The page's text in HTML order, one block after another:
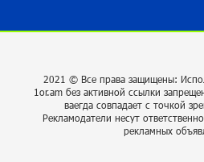
представлять Армению
2021 © Все права защищены:
1or.am без активной ссылки
ваегда совпадает с точкой
Рекламодатели несут
рекламных